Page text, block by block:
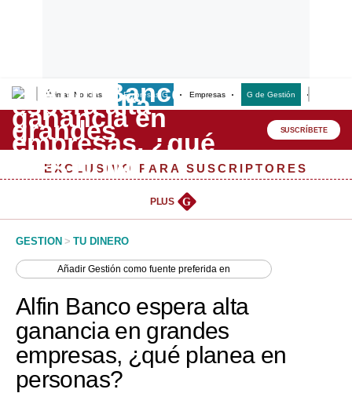
Últimas Noticias Empresas G Empresas G de Gestión
Lo último
Peru Quiosco
Management & Empleo
Perú
Política
Tu Dinero
SUSCRÍBETE
EXCLUSIVO PARA SUSCRIPTORES
PLUS G
GESTION > TU DINERO
AñadirGestión como fuente preferida en
Alfin Banco espera alta
ganancia en grandes
empresas, ¿qué planea en
personas?